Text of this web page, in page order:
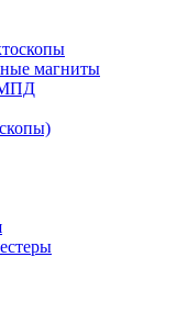
магниты
МПД